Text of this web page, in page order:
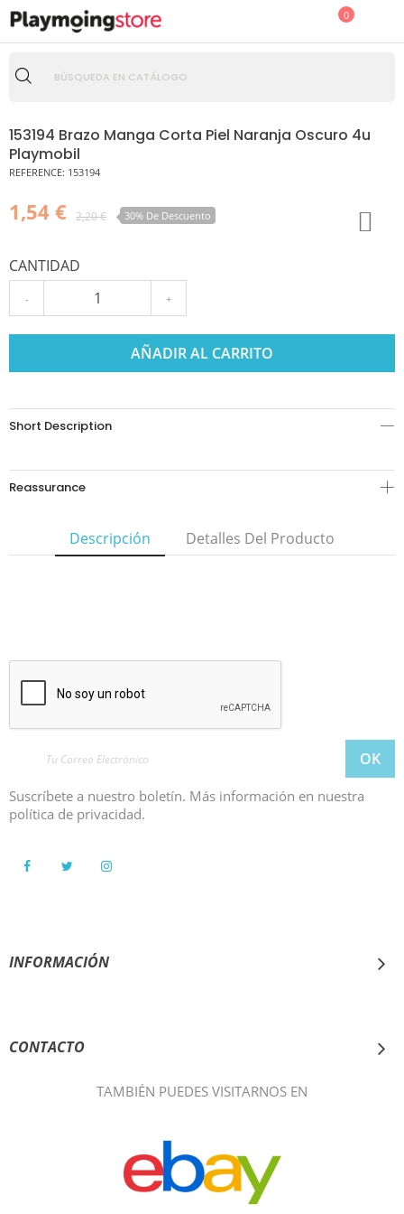
0
153194 Brazo Manga Corta Piel Naranja Oscuro 4u
Playmobil
REFERENCE: 153194
1,54 € 2,20 € 30% De Descuento
CANTIDAD
- +
AÑADIR AL CARRITO
Short Description
Reassurance
Descripción Detalles Del Producto
Suscríbete a nuestro boletín. Más información en nuestra
política de privacidad.
INFORMACIÓN
CONTACTO
TAMBIÉN PUEDES VISITARNOS EN